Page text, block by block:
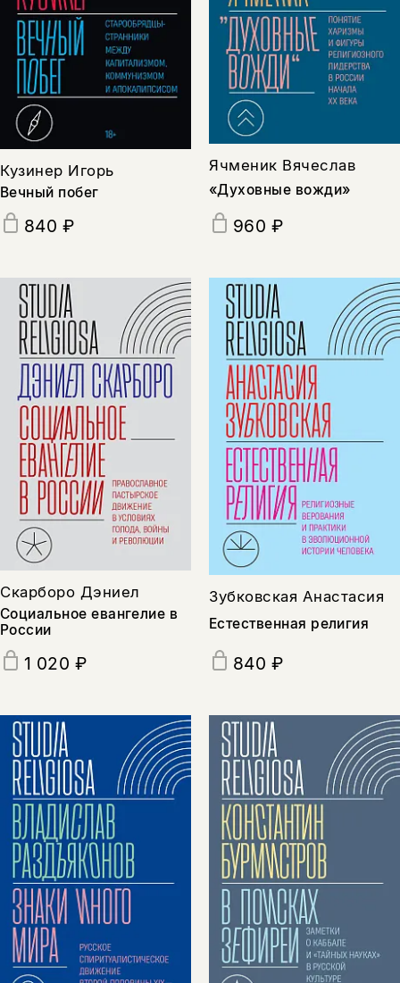
Кузинер Игорь
Вечный побег
840 ₽
Ячменик Вячеслав
«Духовные вожди»
960 ₽
Скарборо Дэниел
Социальное евангелие в
России
1 020 ₽
Зубковская Анастасия
Естественная религия
840 ₽